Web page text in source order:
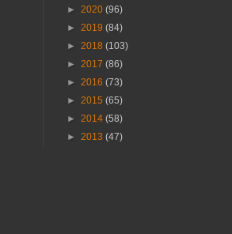
► 2020 (96)
► 2019 (84)
► 2018 (103)
► 2017 (86)
► 2016 (73)
► 2015 (65)
► 2014 (58)
► 2013 (47)